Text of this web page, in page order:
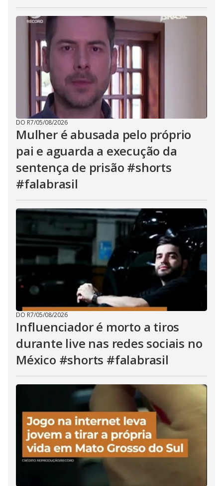
DO R7/05/08/2026
Mulher é abusada pelo próprio
pai e aguarda a execução da
sentença de prisão #shorts
#falabrasil
DO R7/05/08/2026
Influenciador é morto a tiros
durante live nas redes sociais no
México #shorts #falabrasil